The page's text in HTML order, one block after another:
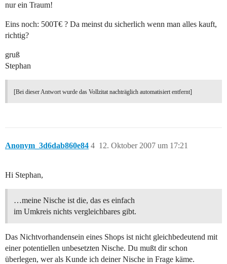
nur ein Traum!
Eins noch: 500T€ ? Da meinst du sicherlich wenn man alles kauft,
richtig?
gruß
Stephan
[Bei dieser Antwort wurde das Vollzitat nachträglich automatisiert entfernt]
Anonym_3d6dab860e84 12. Oktober 2007 um 17:21
4
Hi Stephan,
…meine Nische ist die, das es einfach
im Umkreis nichts vergleichbares gibt.
Das Nichtvorhandensein eines Shops ist nicht gleichbedeutend mit
einer potentiellen unbesetzten Nische. Du mußt dir schon
überlegen, wer als Kunde ich deiner Nische in Frage käme.